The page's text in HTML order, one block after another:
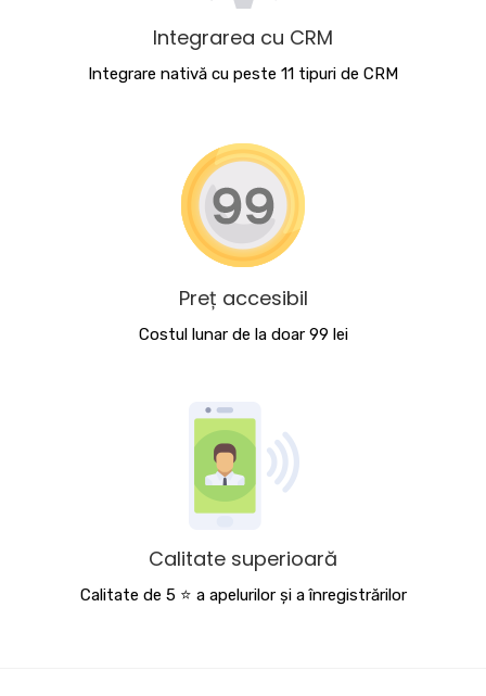
Integrarea cu CRM
Integrare nativă cu peste 11 tipuri de CRM
Preț accesibil
Costul lunar de la doar 99 lei
Calitate superioară
Calitate de 5 ⭐️ a apelurilor și a înregistrărilor